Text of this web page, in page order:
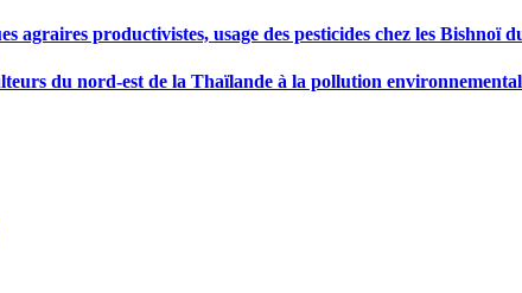
agraires productivistes, usage des pesticides chez les Bishnoï
du nord-est de la Thaïlande à la pollution